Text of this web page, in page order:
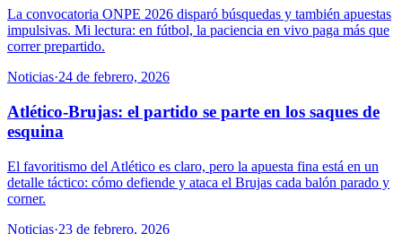
La convocatoria ONPE 2026 disparó búsquedas y también apuestas
impulsivas. Mi lectura: en fútbol, la paciencia en vivo paga más que
correr prepartido.
Noticias·24 de febrero, 2026
Atlético-Brujas: el partido se parte en los saques de
esquina
El favoritismo del Atlético es claro, pero la apuesta fina está en un
detalle táctico: cómo defiende y ataca el Brujas cada balón parado y
corner.
Noticias·23 de febrero, 2026